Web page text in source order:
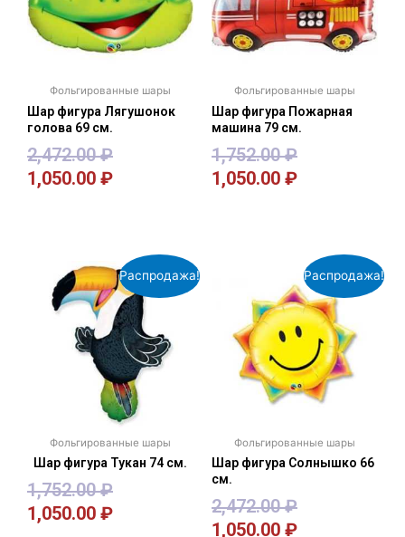
Фольгированные шары
Шар фигура Лягушонок
голова 69 см.
2,472.00₽
1,050.00 ₽
Фольгированные шары
Шар фигура Пожарная
машина 79 см.
1,752.00₽
1,050.00 ₽
Распродажа!
Фольгированные шары
Шар фигура Тукан 74 см.
1,752.00₽
1,050.00 ₽
Распродажа!
Фольгированные шары
Шар фигура Солнышко 66
см.
2,472.00₽
1,050.00 ₽